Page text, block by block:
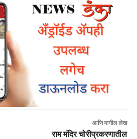
आणि मागील लेख
राम मंदिर चोरीप्रकरणातील